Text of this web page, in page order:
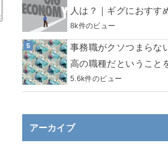
人は？｜ギグにおすす
8k件のビュー
事務職がクソつまらな
高の職種だということ
5.6k件のビュー
アーカイブ